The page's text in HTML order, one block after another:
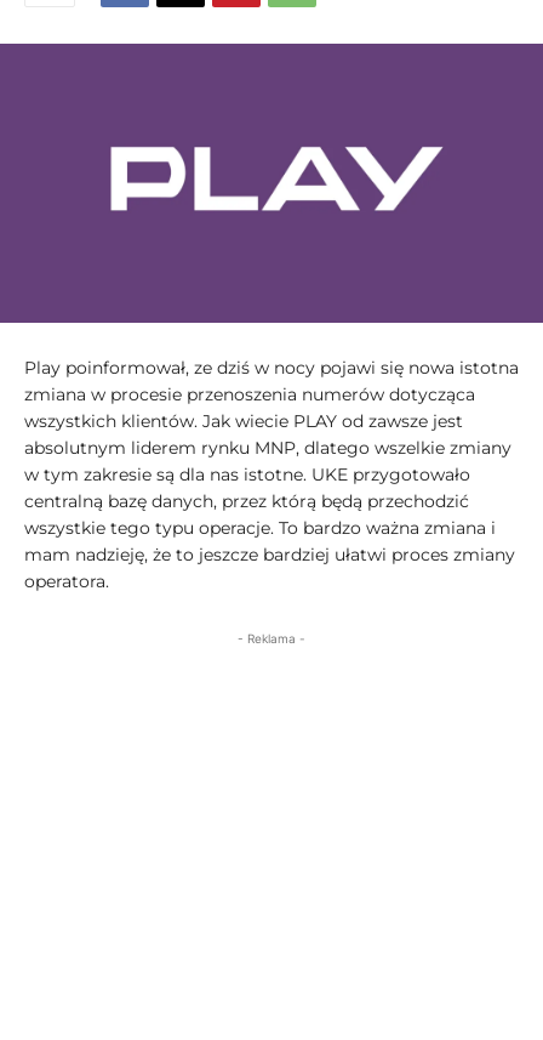
Play poinformował, ze dziś w nocy pojawi się nowa istotna
zmiana w procesie przenoszenia numerów dotycząca
wszystkich klientów. Jak wiecie PLAY od zawsze jest
absolutnym liderem rynku MNP, dlatego wszelkie zmiany
w tym zakresie są dla nas istotne. UKE przygotowało
centralną bazę danych, przez którą będą przechodzić
wszystkie tego typu operacje. To bardzo ważna zmiana i
mam nadzieję, że to jeszcze bardziej ułatwi proces zmiany
operatora.
- Reklama -